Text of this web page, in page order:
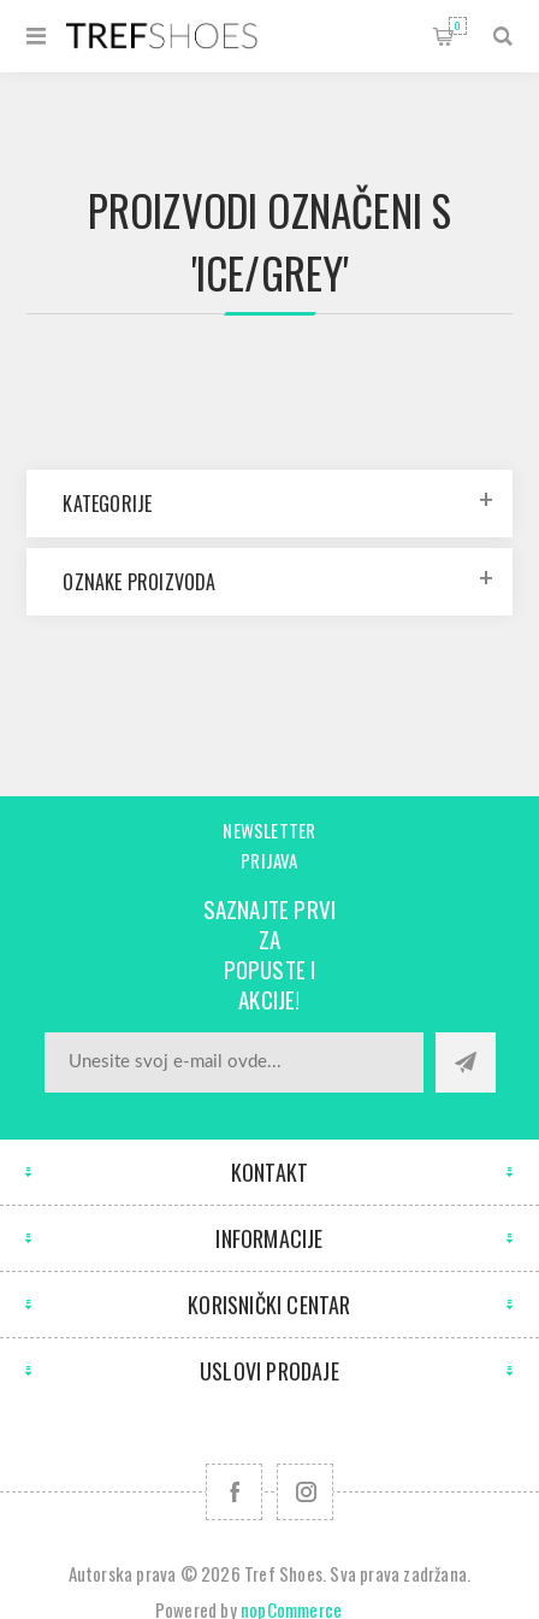
0
PROIZVODI OZNAČENI S
'ICE/GREY'
KATEGORIJE
OZNAKE PROIZVODA
NEWSLETTER
PRIJAVA
SAZNAJTE PRVI
ZA
POPUSTE I
AKCIJE!
KONTAKT
INFORMACIJE
KORISNIČKI CENTAR
USLOVI PRODAJE
Autorska prava © 2026 Tref Shoes. Sva prava zadržana.
Powered bynopCommerce